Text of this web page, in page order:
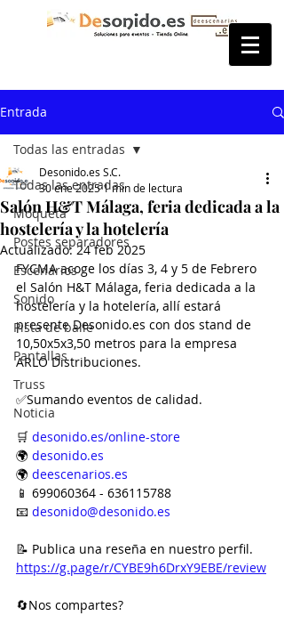
Entrada
Todas las entradas
Moqueta
Postes separadores
Escenarios
Sonido
Pista de baile
Pantallas
Truss
Noticia
Todas las entradas
Salón H&T Málaga, feria dedicada a la
hostelería y la hotelería
Desonido.es S.C.
30 ene 2025 1 min de lectura
Actualizado:24 feb 2025
FYCMA acoge los días 3, 4 y 5 de Febrero
el Salón H&T Málaga, feria dedicada a la
hostelería y la hotelería, allí estará
presente Desonido.es con dos stand de
10,50x5x3,50 metros para la empresa
ARLO Distribuciones.
✅Sumando eventos de calidad.
🛒 desonido.es/online-store
🌍 desonido.es
🌍 deescenarios.es
📱 699060364 - 636115788
📧 desonido@desonido.es
📝 Publica una reseña en nuestro perfil.
https://g.page/r/CYBE9h6DrxY9EBE/review
🔄Nos compartes?